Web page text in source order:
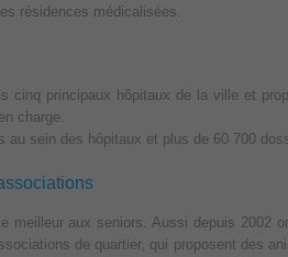
résidences médicalisées.
cinq principaux hôpitaux de la ville et
charge.
au sein des hôpitaux et plus de 60 700
meilleur aux seniors. Aussi depuis 2002
de quartier, qui proposent des